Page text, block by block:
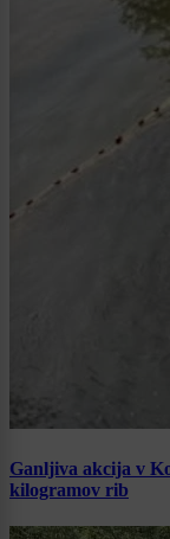
Ganljiva akcija v
kilogramov rib